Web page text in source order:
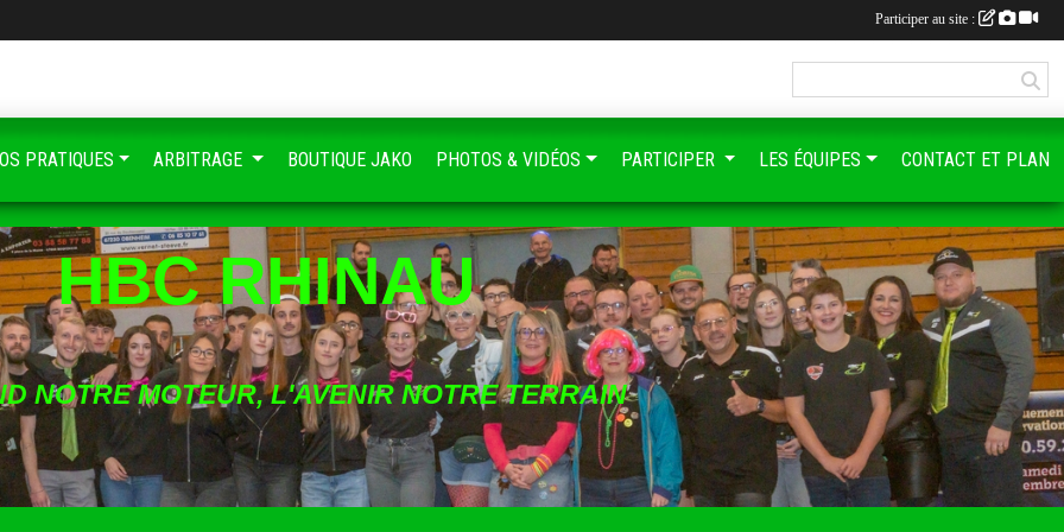
HBC RHINAU
NOTRE MOTEUR, L'AVENIR NOTRE TERRAIN
PRATIQUES ARBITRAGE BOUTIQUE JAKO PHOTOS & VIDÉOS PARTICIPER LES ÉQUIPES CONTACT ET PLAN
Participer au site :